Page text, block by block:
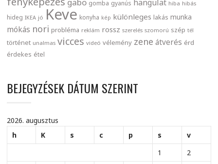
gabo gomba gyanús hangulat hiba hibás
hideg IKEA jó Keve konyha kép különleges lakás munka
mókás nori probléma reklám rossz szerelés szomorú szép tél
történet unalmas vicces videó vélemény zene átverés érd
érdekes étel
BEJEGYZÉSEK DÁTUM SZERINT
2026. augusztus
h
K s c p s
v
1
2